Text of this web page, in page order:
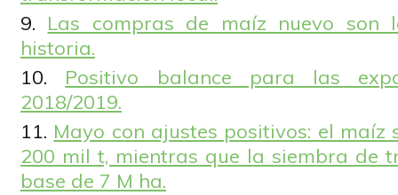
Las compras de maíz nuevo
historia.
Positivo balance para las
2018/2019.
Mayo con ajustes positivos: el maíz
200 mil t, mientras que la siembra de
base de 7 M ha.